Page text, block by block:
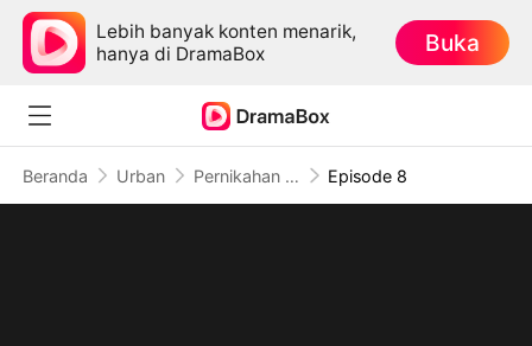
Lebih banyak konten menarik,
hanya di DramaBox
Buka
Beranda Urban Pernikahan Diakhiri Penyesalan Episode 8